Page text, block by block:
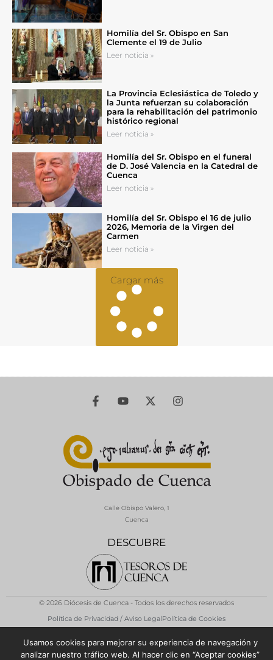
Homilía del Sr. Obispo en San
Clemente el 19 de Julio
Leer noticia »
La Provincia Eclesiástica de Toledo y
la Junta refuerzan su colaboración
para la rehabilitación del patrimonio
histórico regional
Leer noticia »
Homilía del Sr. Obispo en el funeral
de D. José Valencia en la Catedral de
Cuenca
Leer noticia »
Homilía del Sr. Obispo el 16 de julio
2026, Memoria de la Virgen del
Carmen
Leer noticia »
Cargar más
DESCUBRE
Calle Obispo Valero, 1
Cuenca
© 2026 Diócesis de Cuenca - Todos los derechos reservados
Política de Privacidad / Aviso LegalPolítica de Cookies
Usamos cookies para mejorar su experiencia de navegación y
analizar nuestro tráfico web. Al hacer clic en “Aceptar cookies”